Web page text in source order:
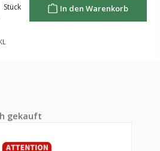
Stück In den Warenkorb
gekauft